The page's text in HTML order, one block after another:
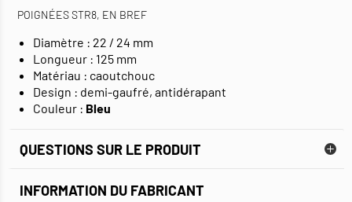
POIGNÉES STR8, EN BREF
Diamètre : 22 / 24 mm
Longueur : 125 mm
Matériau : caoutchouc
Design : demi-gaufré, antidérapant
Couleur : Bleu
QUESTIONS SUR LE PRODUIT
INFORMATION DU FABRICANT